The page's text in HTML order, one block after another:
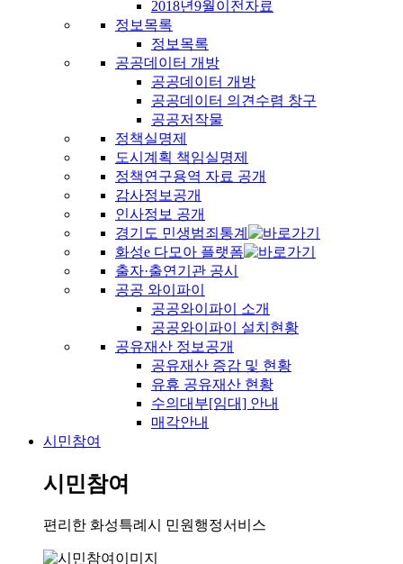
2018년9월이전자료
정보목록
정보목록
공공데이터 개방
공공데이터 개방
공공데이터 의견수렴 창구
공공저작물
정책실명제
도시계획 책임실명제
정책연구용역 자료 공개
감사정보공개
인사정보 공개
경기도 민생범죄통계
화성e 다모아 플랫폼
출자·출연기관 공시
공공 와이파이
공공와이파이 소개
공공와이파이 설치현황
공유재산 정보공개
공유재산 증감 및 현황
유휴 공유재산 현황
수의대부[임대] 안내
매각안내
시민참여
시민참여
편리한 화성특례시 민원행정서비스